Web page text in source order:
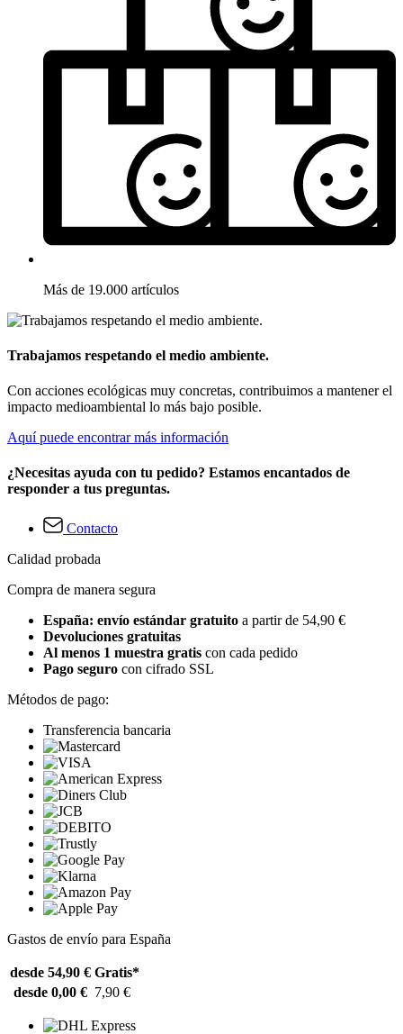
Más de 19.000 artículos
Trabajamos respetando el medio ambiente.
Con acciones ecológicas muy concretas, contribuimos a mantener el
impacto medioambiental lo más bajo posible.
Aquí puede encontrar más información
¿Necesitas ayuda con tu pedido? Estamos encantados de
responder a tus preguntas.
Contacto
Calidad probada
Compra de manera segura
España: envío estándar gratuito a partir de 54,90 €
Devoluciones gratuitas
Al menos 1 muestra gratis con cada pedido
Pago seguro con cifrado SSL
Métodos de pago:
Transferencia bancaria
Gastos de envío para España
desde 54,90 € Gratis*
desde 0,00 € 7,90 €